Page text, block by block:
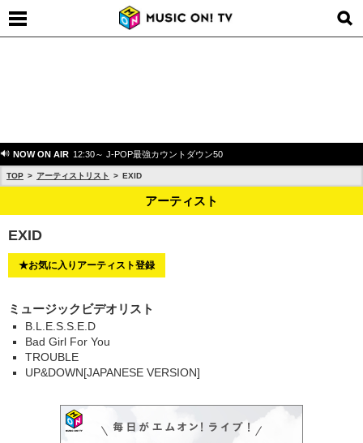
NOW ON AIR 12:30～ J-POP最強カウントダウン50
TOP アーティストリスト EXID
アーティスト
EXID
★お気に入りアーティスト登録
ミュージックビデオリスト
B.L.E.S.S.E.D
Bad Girl For You
TROUBLE
UP&DOWN[JAPANESE VERSION]